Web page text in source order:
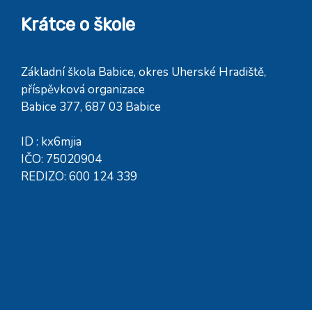
Krátce o škole
Základní škola Babice, okres Uherské Hradiště,
příspěvková organizace
Babice 377, 687 03 Babice
ID : kx6mjia
IČO: 75020904
REDIZO: 600 124 339